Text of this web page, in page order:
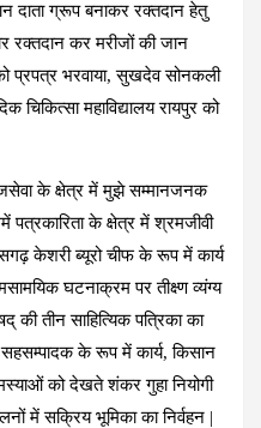
दाता ग्रूप बनाकर रक्तदान हेतु
रक्तदान कर मरीजों की जान
प्रपत्र भरवाया, सुखदेव सोनकली
चिकित्सा महाविद्यालय रायपुर को
के क्षेत्र में मुझे सम्मानजनक
के क्षेत्र में श्रमजीवी
केशरी ब्यूरो चीफ के रूप में कार्य
घटनाक्रम पर तीक्ष्ण व्यंग्य
की तीन साहित्यिक पत्रिका का
के रूप में कार्य, किसान
को देखते शंकर गुहा नियोगी
में सक्रिय भूमिका का निर्वहन |